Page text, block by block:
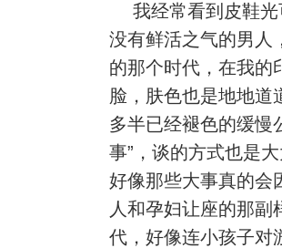
我经常看到皮鞋光
没有鲜活之气的男人
的那个时代，在我的
脸，肤色也是地地道
多半已经褪色的缓慢
事”，谈的方式也是
好像那些大事真的会
人和孕妇让座的那
代，好像连小孩子对